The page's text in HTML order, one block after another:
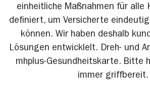
einheitliche Maßnahmen für alle
definiert, um Versicherte
können. Wir haben deshalb
Lösungen entwicklelt. Dreh- und
mhplus-Gesundheitskarte. Bitte
immer griffbereit.